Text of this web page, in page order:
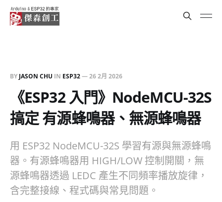
BY JASON CHU IN ESP32—26 2月 2026
《ESP32 入門》NodeMCU-32S
搞定 有源蜂鳴器、無源蜂鳴器
用 ESP32 NodeMCU-32S 學習有源與無源蜂鳴
器。有源蜂鳴器用 HIGH/LOW 控制開關，無
源蜂鳴器透過 LEDC 產生不同頻率播放旋律，
含完整接線、程式碼與常見問題。